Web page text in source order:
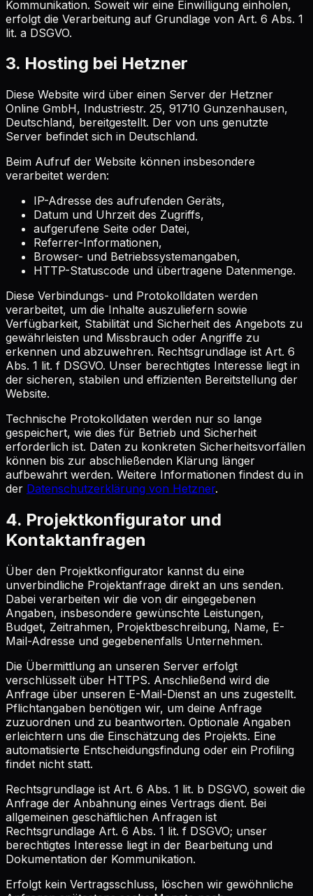
Kommunikation. Soweit wir eine Einwilligung einholen,
erfolgt die Verarbeitung auf Grundlage von Art. 6 Abs. 1
lit. a DSGVO.
3. Hosting bei Hetzner
Diese Website wird über einen Server der Hetzner
Online GmbH, Industriestr. 25, 91710 Gunzenhausen,
Deutschland, bereitgestellt. Der von uns genutzte
Server befindet sich in Deutschland.
Beim Aufruf der Website können insbesondere
verarbeitet werden:
IP-Adresse des aufrufenden Geräts,
Datum und Uhrzeit des Zugriffs,
aufgerufene Seite oder Datei,
Referrer-Informationen,
Browser- und Betriebssystemangaben,
HTTP-Statuscode und übertragene Datenmenge.
Diese Verbindungs- und Protokolldaten werden
verarbeitet, um die Inhalte auszuliefern sowie
Verfügbarkeit, Stabilität und Sicherheit des Angebots zu
gewährleisten und Missbrauch oder Angriffe zu
erkennen und abzuwehren. Rechtsgrundlage ist Art. 6
Abs. 1 lit. f DSGVO. Unser berechtigtes Interesse liegt in
der sicheren, stabilen und effizienten Bereitstellung der
Website.
Technische Protokolldaten werden nur so lange
gespeichert, wie dies für Betrieb und Sicherheit
erforderlich ist. Daten zu konkreten Sicherheitsvorfällen
können bis zur abschließenden Klärung länger
aufbewahrt werden. Weitere Informationen findest du in
der Datenschutzerklärung von Hetzner.
4. Projektkonfigurator und
Kontaktanfragen
Über den Projektkonfigurator kannst du eine
unverbindliche Projektanfrage direkt an uns senden.
Dabei verarbeiten wir die von dir eingegebenen
Angaben, insbesondere gewünschte Leistungen,
Budget, Zeitrahmen, Projektbeschreibung, Name, E-
Mail-Adresse und gegebenenfalls Unternehmen.
Die Übermittlung an unseren Server erfolgt
verschlüsselt über HTTPS. Anschließend wird die
Anfrage über unseren E-Mail-Dienst an uns zugestellt.
Pflichtangaben benötigen wir, um deine Anfrage
zuzuordnen und zu beantworten. Optionale Angaben
erleichtern uns die Einschätzung des Projekts. Eine
automatisierte Entscheidungsfindung oder ein Profiling
findet nicht statt.
Rechtsgrundlage ist Art. 6 Abs. 1 lit. b DSGVO, soweit die
Anfrage der Anbahnung eines Vertrags dient. Bei
allgemeinen geschäftlichen Anfragen ist
Rechtsgrundlage Art. 6 Abs. 1 lit. f DSGVO; unser
berechtigtes Interesse liegt in der Bearbeitung und
Dokumentation der Kommunikation.
Erfolgt kein Vertragsschluss, löschen wir gewöhnliche